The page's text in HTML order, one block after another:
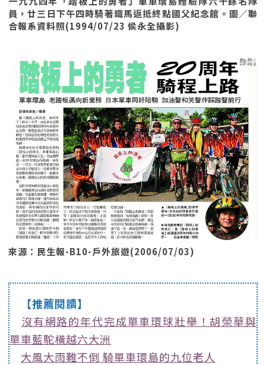
員，廿三日下午四時騎著鐵馬返抵終點國父紀念館。圖／聯
合報系資料照(1994/07/23 侯永全攝影)
來源：民生報-B10-戶外旅遊(2006/07/03)
【推薦閱讀】
沒有網路的年代完成單車環球壯舉！胡榮華與
單車藍駝橫越六大洲
大風大雨難不倒 騎單車環島的九位老人